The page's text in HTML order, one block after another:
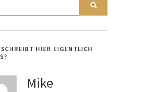
SCHREIBT HIER EIGENTLICH
Mike